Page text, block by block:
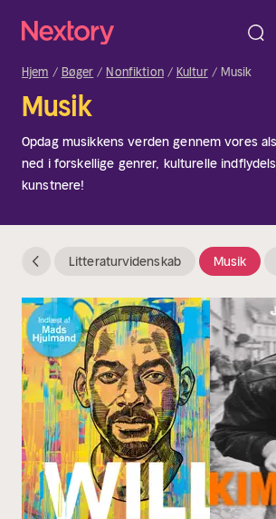
Hjem Bøger Nonfiktion Kultur Musik
Musik
Opdag musikkens verden gennem vores
ned i forskellige genrer, kulturelle
kunstnere!
Litteraturvidenskab Musik